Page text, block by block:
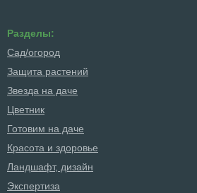
Разделы:
Сад/огород
Защита растений
Звезда на даче
Цветник
Готовим на даче
Красота и здоровье
Ландшафт, дизайн
Экспертиза